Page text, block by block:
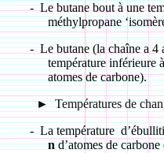
- Le butane bout à une
méthylpropane
- Le butane (la chaîne a 4
température inférieure
atomes de carbone).
► Températures de
- La température
nd’atomes de